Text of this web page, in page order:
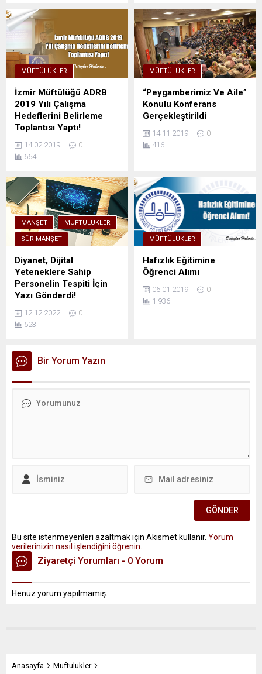
MÜFTÜLÜKLER
İzmir Müftülüğü ADRB
2019 Yılı Çalışma
Hedeflerini Belirleme
Toplantısı Yaptı!
14.02.2019
0
664
MÜFTÜLÜKLER
“Peygamberimiz Ve Aile”
Konulu Konferans
Gerçekleştirildi
14.11.2019
0
416
MANŞET MÜFTÜLÜKLER
SÜR MANŞET
Diyanet, Dijital
Yeteneklere Sahip
Personelin Tespiti İçin
Yazı Gönderdi!
12.12.2022
0
523
MÜFTÜLÜKLER
Hafızlık Eğitimine
Öğrenci Alımı
06.01.2019
0
1.936
Bir Yorum Yazın
Bu site istenmeyenleri azaltmak için Akismet kullanır. Yorum
verilerinizin nasıl işlendiğini öğrenin.
Ziyaretçi Yorumları - 0 Yorum
Henüz yorum yapılmamış.
Anasayfa Müftülükler